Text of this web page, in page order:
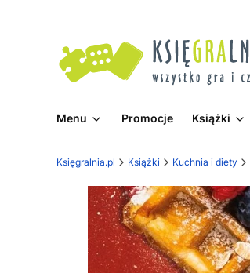
Menu Promocje Książki
Księgralnia.pl Książki Kuchnia i diety